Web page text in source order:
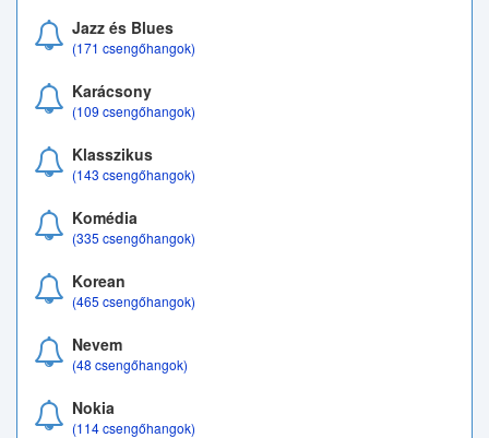
Jazz és Blues
(171 csengőhangok)
Karácsony
(109 csengőhangok)
Klasszikus
(143 csengőhangok)
Komédia
(335 csengőhangok)
Korean
(465 csengőhangok)
Nevem
(48 csengőhangok)
Nokia
(114 csengőhangok)